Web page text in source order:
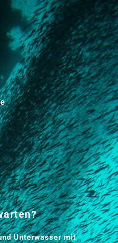
Unterwasser mit